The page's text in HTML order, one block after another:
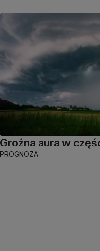
Groźna aura w
PROGNOZA